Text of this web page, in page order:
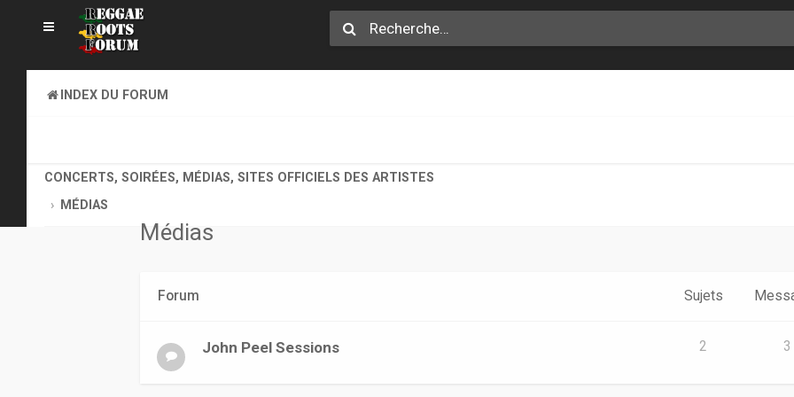
INDEX DU FORUM
CONCERTS, SOIRÉES, MÉDIAS, SITES OFFICIELS DES ARTISTES
MÉDIAS
Médias
Forum Sujets
John Peel Sessions 2 3